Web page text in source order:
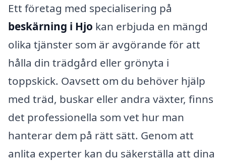
Ett företag med specialisering på
beskärning i Hjo kan erbjuda en mängd
olika tjänster som är avgörande för att
hålla din trädgård eller grönyta i
toppskick. Oavsett om du behöver hjälp
med träd, buskar eller andra växter, finns
det professionella som vet hur man
hanterar dem på rätt sätt. Genom att
anlita experter kan du säkerställa att dina